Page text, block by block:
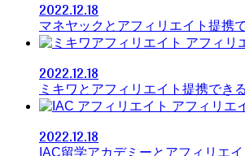
2022.12.18
マネヤックとアフィリエイト提携
アフィリ
2022.12.18
ミキワとアフィリエイト提携でき
アフィリエ
2022.12.18
IAC留学アカデミーとアフィリエ